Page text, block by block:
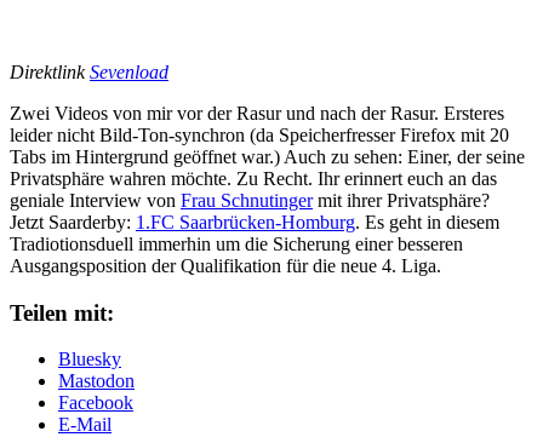
DirektlinkSevenload
Zwei Videos von mir vor der Rasur und nach der Rasur. Ersteres
leider nicht Bild-Ton-synchron (da Speicherfresser Firefox mit 20
Tabs im Hintergrund geöffnet war.) Auch zu sehen: Einer, der seine
Privatsphäre wahren möchte. Zu Recht. Ihr erinnert euch an das
geniale Interview von Frau Schnutingermit ihrer Privatsphäre?
Jetzt Saarderby: 1.FC Saarbrücken-Homburg. Es geht in diesem
Tradiotionsduell immerhin um die Sicherung einer besseren
Ausgangsposition der Qualifikation für die neue 4. Liga.
Teilen mit:
Bluesky
Mastodon
Facebook
E-Mail